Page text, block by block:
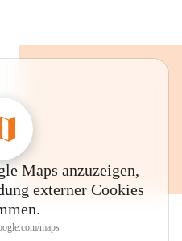
Maps anzuzeigen,
externer Cookies
maps